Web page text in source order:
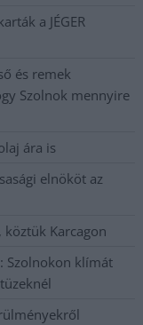
a JÉGER
és remek
Szolnok mennyire
ára is
elnököt az
Karcagon
Szolnokon klímát